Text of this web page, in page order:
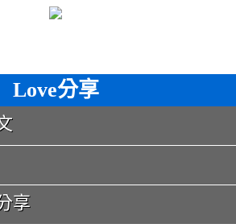
Love分享
享